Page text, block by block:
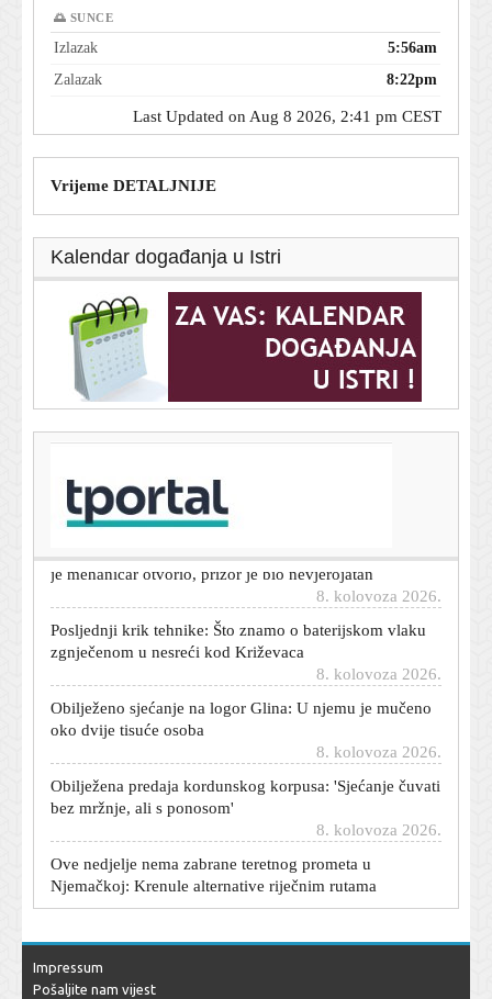
🌅 SUNCE
Izlazak
5:56am
Zalazak
8:22pm
Last Updated on Aug 8 2026, 2:41 pm CEST
Vrijeme DETALJNIJE
Kalendar događanja u Istri
Motor su gotovo godinu dana držali upaljenim: Kad ga
8. kolovoza 2026.
Posljednji krik tehnike: Što znamo o baterijskom vlaku
zgnječenom u nesreći kod Križevaca
Obilježeno sjećanje na logor Glina: U njemu je mučeno
oko dvije tisuće osoba
Obilježena predaja kordunskog korpusa: 'Sjećanje čuvati
bez mržnje, ali s ponosom'
Ove nedjelje nema zabrane teretnog prometa u
Njemačkoj: Krenule alternative riječnim rutama
8. kolovoza 2026.
teško ozlijeđeno, 14 lakše
Impressum
Pošaljite nam vijest